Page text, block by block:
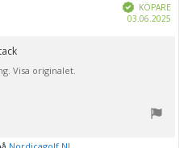
Bekräftad
KÖPARE
03.06.2025
Visa originalet.